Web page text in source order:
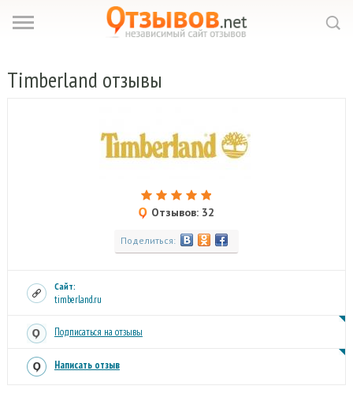
Timberland отзывы
Отзывов: 32
Поделиться:
Сайт:
timberland.ru
Подписаться на отзывы
Написать отзыв